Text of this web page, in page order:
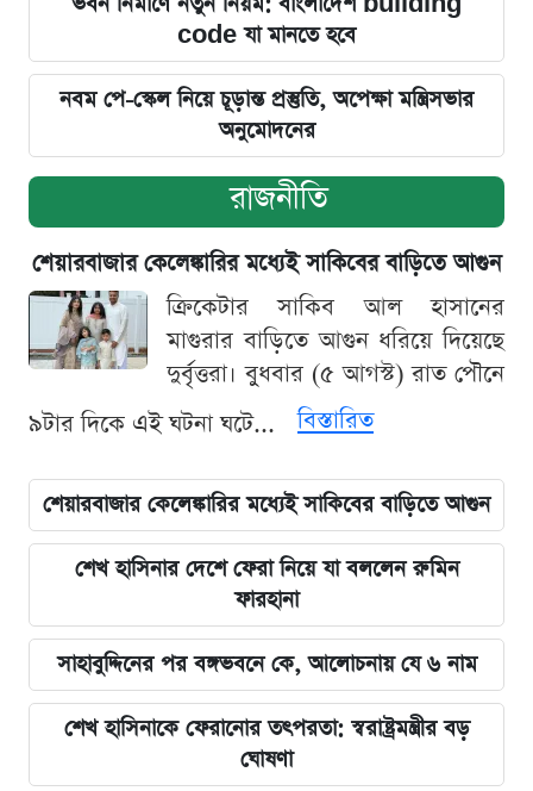
code যা মানতে হবে
নবম পে-স্কেল নিয়ে চূড়ান্ত প্রস্তুতি, অপেক্ষা মন্ত্রিসভার
অনুমোদনের
রাজনীতি
শেয়ারবাজার কেলেঙ্কারির মধ্যেই সাকিবের বাড়িতে আগুন
ক্রিকেটার সাকিব আল হাসানের
মাগুরার বাড়িতে আগুন ধরিয়ে দিয়েছে
দুর্বৃত্তরা। বুধবার (৫ আগস্ট) রাত পৌনে
৯টার দিকে এই ঘটনা ঘটে...
বিস্তারিত
শেয়ারবাজার কেলেঙ্কারির মধ্যেই সাকিবের বাড়িতে আগুন
শেখ হাসিনার দেশে ফেরা নিয়ে যা বললেন রুমিন
ফারহানা
সাহাবুদ্দিনের পর বঙ্গভবনে কে, আলোচনায় যে ৬ নাম
শেখ হাসিনাকে ফেরানোর তৎপরতা: স্বরাষ্ট্রমন্ত্রীর বড়
ঘোষণা